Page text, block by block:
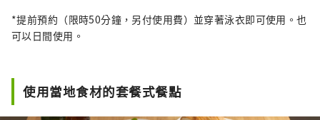
*提前預約（限時50分鐘，另付使用費）並穿著泳衣即可使用。也
可以日間使用。
使用當地食材的套餐式餐點